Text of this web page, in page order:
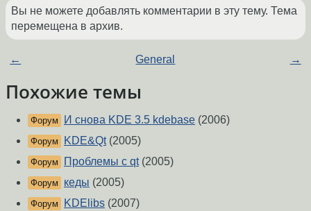
Вы не можете добавлять комментарии в эту тему. Тема
перемещена в архив.
← General →
Похожие темы
Форум И снова KDE 3.5 kdebase (2006)
Форум KDE&Qt(2005)
Форум Проблемы с qt(2005)
Форум кеды (2005)
Форум KDElibs (2007)